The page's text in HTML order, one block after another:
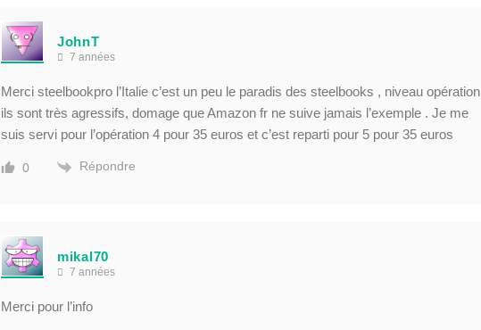
JohnT
7 années
Merci steelbookpro l’Italie c’est un peu le paradis des steelbooks , niveau opération
ils sont très agressifs, domage que Amazon fr ne suive jamais l’exemple . Je me
suis servi pour l’opération 4 pour 35 euros et c’est reparti pour 5 pour 35 euros
0 Répondre
mikal70
7 années
Merci pour l’info